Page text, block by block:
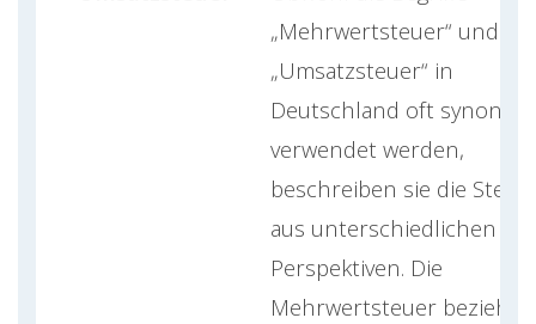
„Mehrwertsteuer“ und
„Umsatzsteuer“ in
Deutschland oft synonym
verwendet werden,
beschreiben sie die
aus unterschiedlichen
Perspektiven. Die
Mehrwertsteuer bezieht